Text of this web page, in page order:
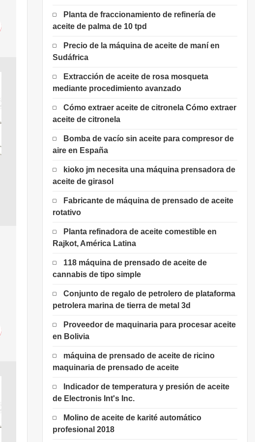
Planta de fraccionamiento de refinería de
aceite de palma de 10 tpd
Precio de la máquina de aceite de maní en
Sudáfrica
Extracción de aceite de rosa mosqueta
mediante procedimiento avanzado
Cómo extraer aceite de citronela Cómo extraer
aceite de citronela
Bomba de vacío sin aceite para compresor de
aire en España
kioko jm necesita una máquina prensadora de
aceite de girasol
Fabricante de máquina de prensado de aceite
rotativo
Planta refinadora de aceite comestible en
Rajkot, América Latina
118 máquina de prensado de aceite de
cannabis de tipo simple
Conjunto de regalo de petrolero de plataforma
petrolera marina de tierra de metal 3d
Proveedor de maquinaria para procesar aceite
en Bolivia
máquina de prensado de aceite de ricino
maquinaria de prensado de aceite
Indicador de temperatura y presión de aceite
de Electronis Int's Inc.
Molino de aceite de karité automático
profesional 2018